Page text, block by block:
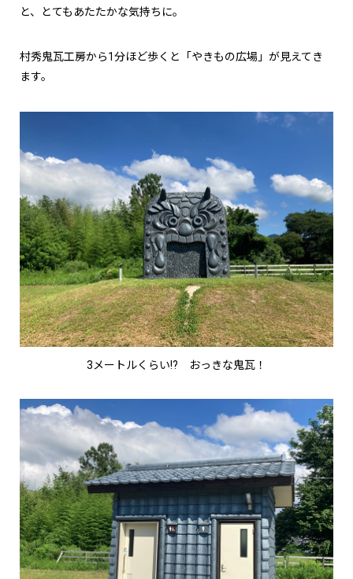
と、とてもあたたかな気持ちに。
村秀鬼瓦工房から1分ほど歩くと「やきもの広場」が見えてき
ます。
3メートルくらい!? おっきな鬼瓦！